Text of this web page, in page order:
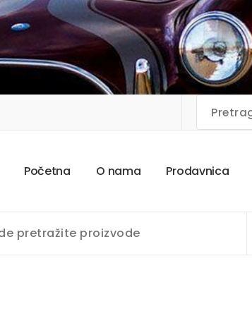
Početna O nama Prodavnica